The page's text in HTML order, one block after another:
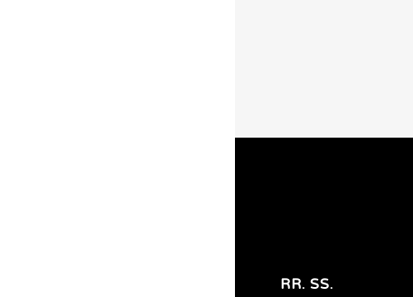
RR. SS.